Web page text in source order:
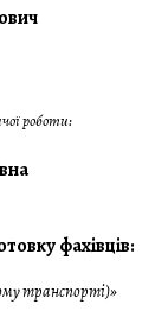
роботи:
фахівців:
транспорті)»